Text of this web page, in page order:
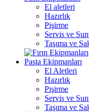
El aletleri
Hazırlık
Pişirme
Servis ve
Taşıma ve
Pasta Ekipmanları
El Aletleri
Hazırlık
Pişirme
Servis ve
Taşıma ve